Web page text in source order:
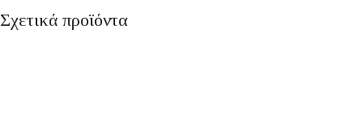
Σχετικά προϊόντα